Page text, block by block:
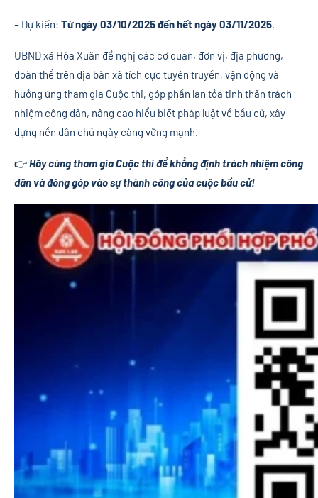
– Dự kiến: Từ ngày 03/10/2025 đến hết ngày 03/11/2025.
UBND xã Hòa Xuân đề nghị các cơ quan, đơn vị, địa phương,
đoàn thể trên địa bàn xã tích cực tuyên truyền, vận động và
hưởng ứng tham gia Cuộc thi, góp phần lan tỏa tinh thần trách
nhiệm công dân, nâng cao hiểu biết pháp luật về bầu cử, xây
dựng nền dân chủ ngày càng vững mạnh.
👉Hãy cùng tham gia Cuộc thi để khẳng định trách nhiệm công
dân và đóng góp vào sự thành công của cuộc bầu cử!